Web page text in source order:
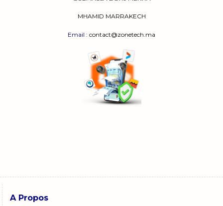
MHAMID MARRAKECH
Email : contact@zonetech.ma
A Propos